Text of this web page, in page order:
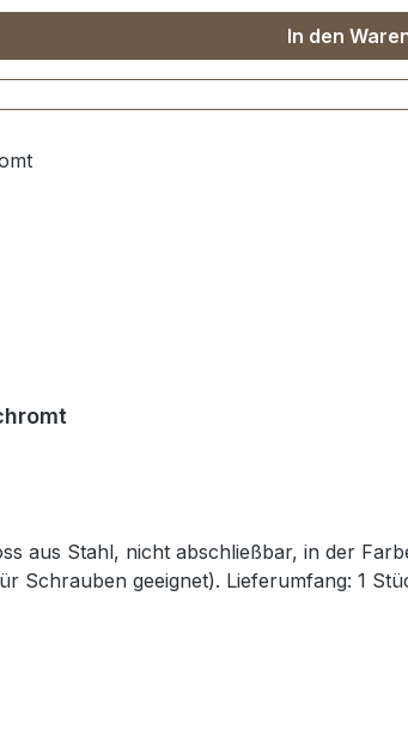
In den
aus Stahl, nicht abschließbar, in der
Schrauben geeignet). Lieferumfang: 1